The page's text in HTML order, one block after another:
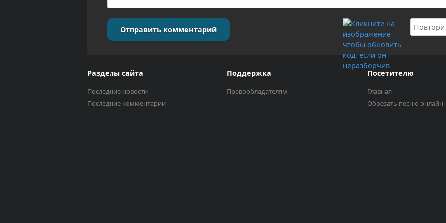
Отправить комментарий
Разделы сайта
Последние новости
Последние комментарии
Поддержка
Правообладателям
Посетителю
Главная
Обрезать песню онлайн